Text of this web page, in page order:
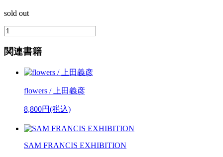
sold out
関連書籍
flowers / 上田義彦
8,800円(税込)
SAM FRANCIS EXHIBITION